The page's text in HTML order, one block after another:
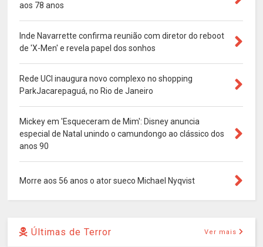
aos 78 anos
Inde Navarrette confirma reunião com diretor do reboot
de 'X-Men' e revela papel dos sonhos
Rede UCI inaugura novo complexo no shopping
ParkJacarepaguá, no Rio de Janeiro
Mickey em 'Esqueceram de Mim': Disney anuncia
especial de Natal unindo o camundongo ao clássico dos
anos 90
Morre aos 56 anos o ator sueco Michael Nyqvist
Últimas de Terror Ver mais